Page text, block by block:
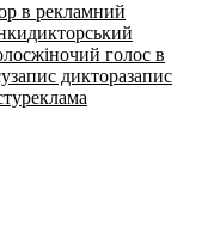
в рекламний
дикторський
жіночий голос в
запис дикторазапис
реклама